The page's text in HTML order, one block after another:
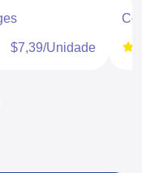
$7,39/Unidade